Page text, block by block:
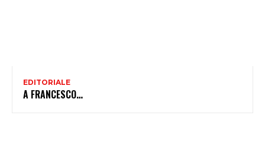
EDITORIALE
A FRANCESCO…